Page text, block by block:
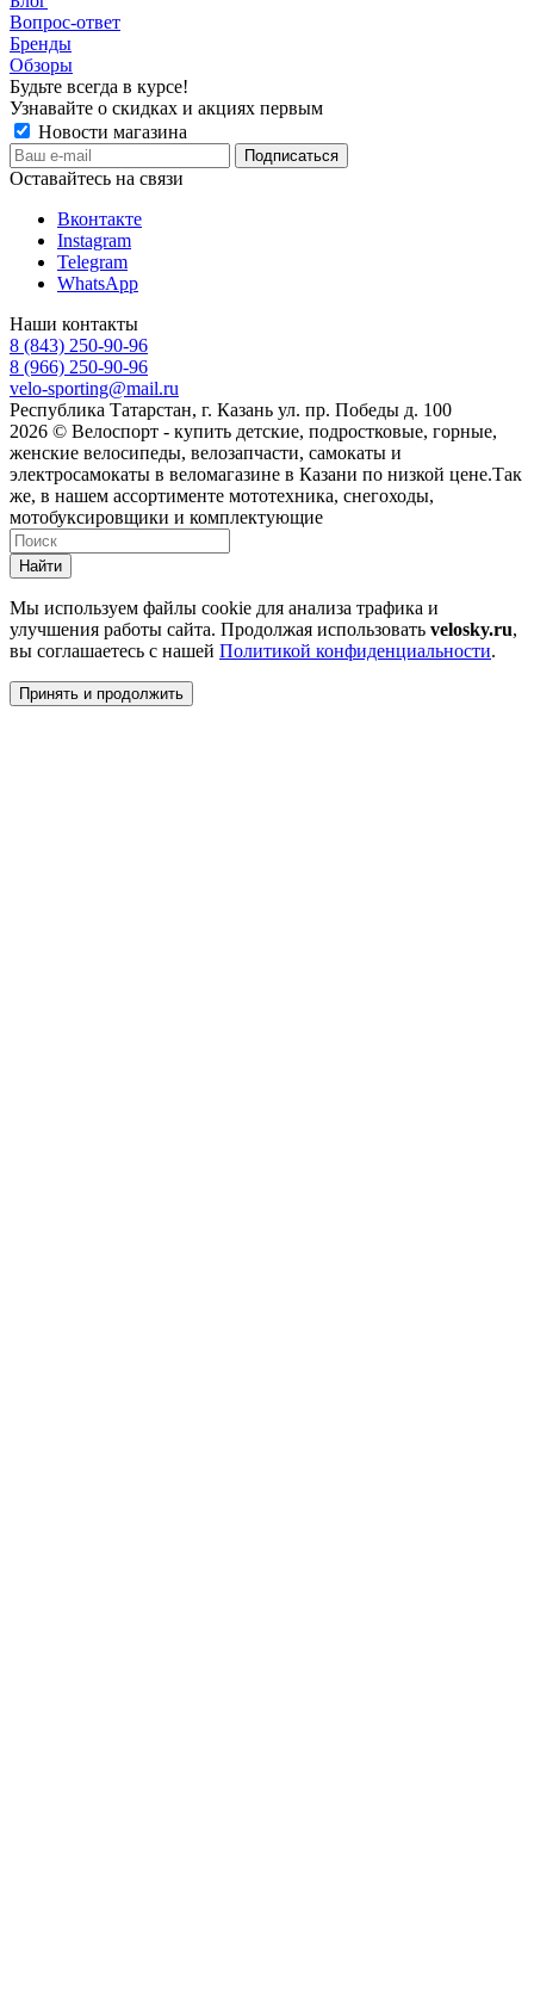
Вопрос-ответ
Бренды
Обзоры
Будьте всегда в курсе!
Узнавайте о скидках и акциях первым
Новости магазина
Оставайтесь на связи
Вконтакте
Instagram
Telegram
WhatsApp
Наши контакты
8 (843) 250-90-96
8 (966) 250-90-96
velo-sporting@mail.ru
Республика Татарстан, г. Казань ул. пр. Победы д. 100
2026 © Велоспорт - купить детские, подростковые, горные,
женские велосипеды, велозапчасти, самокаты и
электросамокаты в веломагазине в Казани по низкой цене.Так
же, в нашем ассортименте мототехника, снегоходы,
мотобуксировщики и комплектующие
Найти
Мы используем файлы cookie для анализа трафика и
улучшения работы сайта. Продолжая использовать velosky.ru,
вы соглашаетесь с нашей Политикой конфиденциальности.
Принять и продолжить